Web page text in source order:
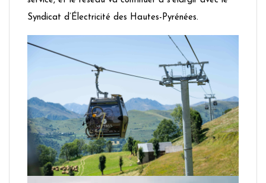
Syndicat d’Électricité des Hautes-Pyrénées.